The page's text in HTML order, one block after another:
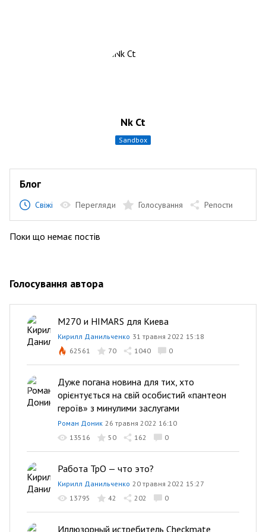
Nk Ct
sandbox
Блог
Свіжі Перегляди Голосування Репости
Поки що немає постів
Голосування автора
M270 и HIMARS для Киева
Кирилл Данильченко 31 травня 2022 15:18
62561
70 1040 0
Дуже погана новина для тих, хто
орієнтується на свій особистий «пантеон
героїв» з минулими заслугами
Роман Доник 26 травня 2022 16:10
13516
50 162 0
Работа ТрО — что это?
Кирилл Данильченко 20 травня 2022 15:27
13795
42 202 0
Иллюзорный истребитель Checkmate